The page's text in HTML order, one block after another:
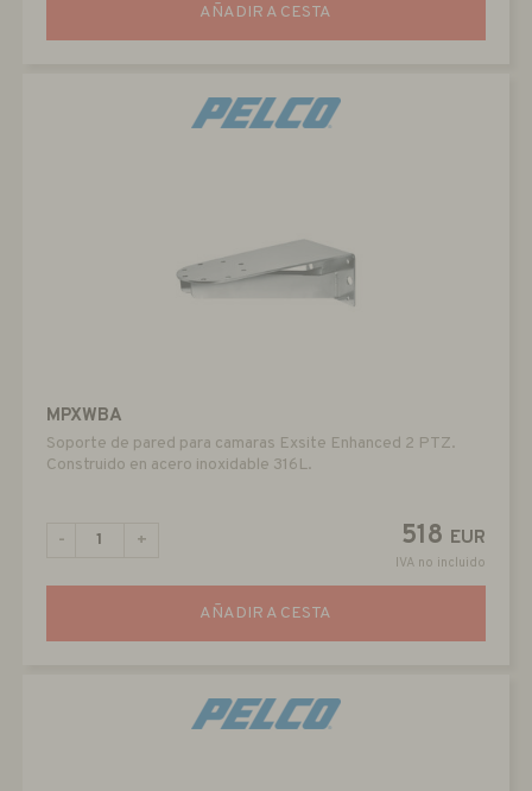
AÑADIR A CESTA
MPXWBA
Soporte de pared para camaras Exsite Enhanced 2 PTZ.
Construido en acero inoxidable 316L.
518 EUR
IVA no incluido
- +
AÑADIR A CESTA